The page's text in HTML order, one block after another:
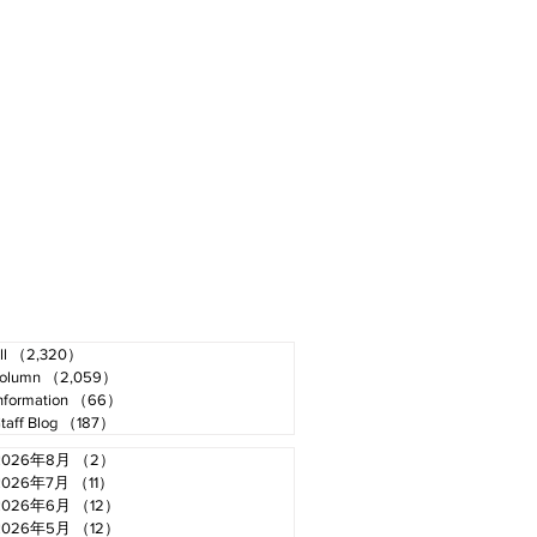
（2,320）
（2,059）
（66）
Blog
（187）
年8月 （2）
年7月
（11）
年6月
（12）
年5月
（12）